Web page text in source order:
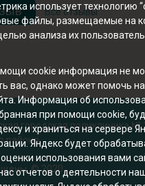
Все отзывы
городская поликлиника №
района
© 2020
использует технологию
файлы, размещаемые на
анализа их
cookie информация не
вас, однако может помочь
Информация об
при помощи cookie,
и храниться на сервере
Яндекс будет
использования вами
отчетов о деятельности